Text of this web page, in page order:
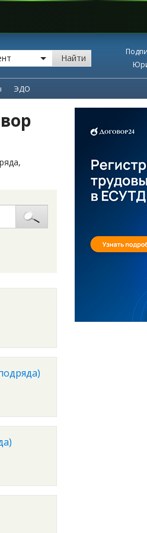
Найти
ЭДО